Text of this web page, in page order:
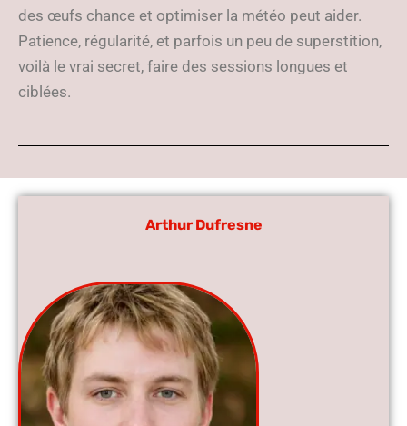
des œufs chance et optimiser la météo peut aider.
Patience, régularité, et parfois un peu de superstition,
voilà le vrai secret, faire des sessions longues et
ciblées.
Arthur Dufresne